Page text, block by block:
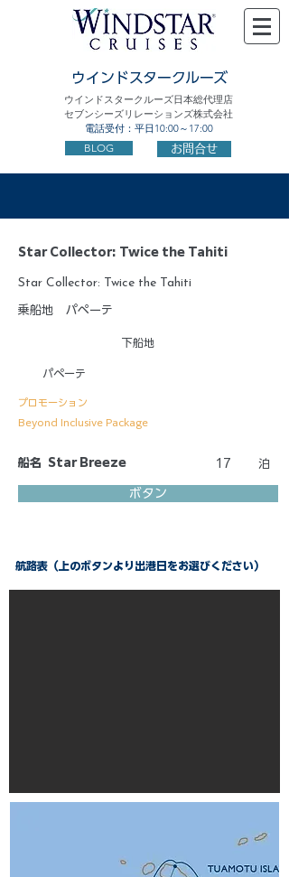
ウインドスタークルーズ
ウインドスタークルーズ日本総代理店
セブンシーズリレーションズ株式会社
電話受付：平日10:00～17:00
BLOG お問合せ
Star Collector: Twice the Tahiti
Star Collector: Twice the Tahiti
乗船地 パペーテ
下船地
パペーテ
プロモーション
Beyond Inclusive Package
船名 Star Breeze 17 泊
ボタン
航路表（上のボタンより出港日をお選びください）